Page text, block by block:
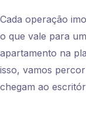
Cada operação
o que vale para
apartamento na
isso, vamos
chegam ao